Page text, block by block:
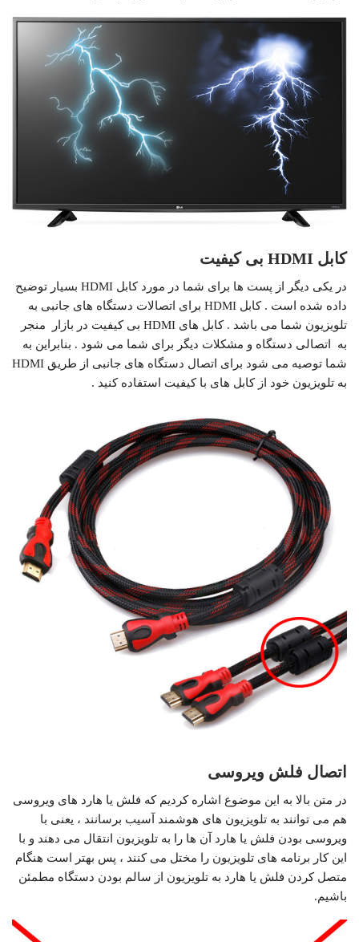
کابل بی کیفیت
در یکی دیگر از پست ها برای شما در مورد کابل HDMI بسیار توضیح
داده شده است . کابل HDMI برای اتصالات دستگاه های جانبی به
تلویزیون شما می باشد . کابل های HDMI بی کیفیت در بازار منجر
به اتصالی دستگاه و مشکلات دیگر برای شما می شود . بنابراین به
شما توصیه می شود برای اتصال دستگاه های جانبی از طریق HDMI
به تلویزیون خود از کابل های با کیفیت استفاده کنید .
اتصال فلش ویروسی
در متن بالا به این موضوع اشاره کردیم که فلش یا هارد های ویروسی
هم می توانند به تلویزیون های هوشمند آسیب برسانند ، یعنی با
ویروسی بودن فلش یا هارد آن ها را به تلویزیون انتقال می دهند و با
این کار برنامه های تلویزیون را مختل می کنند ، پس بهتر است هنگام
متصل کردن فلش یا هارد به تلویزیون از سالم بودن دستگاه مطمئن
باشیم.